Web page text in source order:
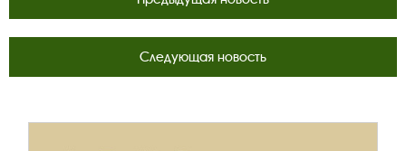
Следующая новость